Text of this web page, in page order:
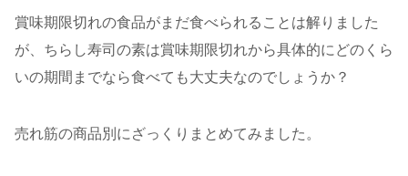
賞味期限切れの食品がまだ食べられることは解りました
が、ちらし寿司の素は賞味期限切れから具体的にどのくら
いの期間までなら食べても大丈夫なのでしょうか？
売れ筋の商品別にざっくりまとめてみました。